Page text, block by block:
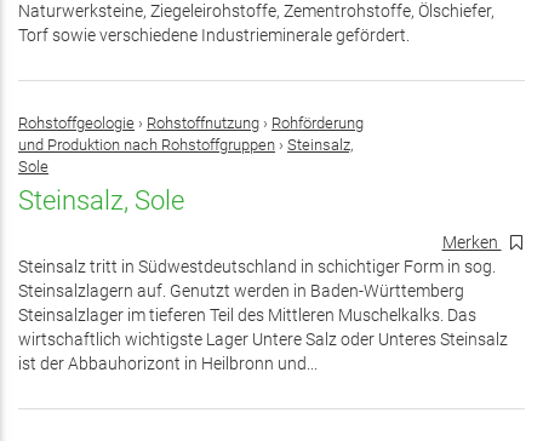
Naturwerksteine, Ziegeleirohstoffe, Zementrohstoffe, Ölschiefer,
Torf sowie verschiedene Industrieminerale gefördert.
Rohstoffgeologie › Rohstoffnutzung › Rohförderung
und Produktion nach Rohstoffgruppen › Steinsalz,
Sole
Steinsalz, Sole
Merken
Steinsalz tritt in Südwestdeutschland in schichtiger Form in sog.
Steinsalzlagern auf. Genutzt werden in Baden-Württemberg
Steinsalzlager im tieferen Teil des Mittleren Muschelkalks. Das
wirtschaftlich wichtigste Lager Untere Salz oder Unteres Steinsalz
ist der Abbauhorizont in Heilbronn und...